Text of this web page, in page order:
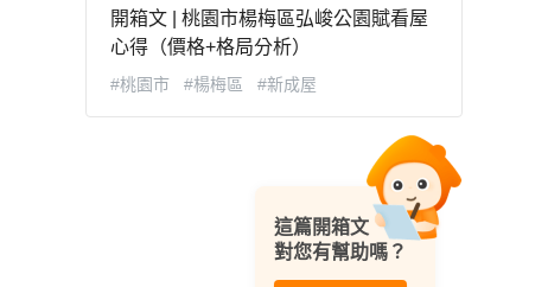
開箱文 | 桃園市楊梅區弘峻公園賦看屋
心得（價格+格局分析）
#桃園市 #楊梅區 #新成屋
這篇開箱文
對您有幫助嗎？